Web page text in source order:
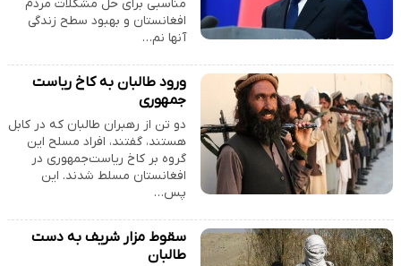
مناسبی برای حل مشکلات مردم
افغانستان و بهبود سطح زندگی
آنها نم…
ورود طالبان به کاخ ریاست
جمهوری
دو تن از رهبران طالبان که در کابل
هستند، گفتند، افراد مسلح این
گروه بر کاخ ریاست‌جمهوری در
افغانستان مسلط شدند. این
پس…
سقوط مزار شریف به دست
طالبان